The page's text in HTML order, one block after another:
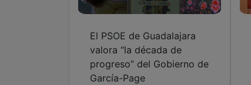
El PSOE de Guadalajara
valora “la década de
progreso” del Gobierno de
García-Page